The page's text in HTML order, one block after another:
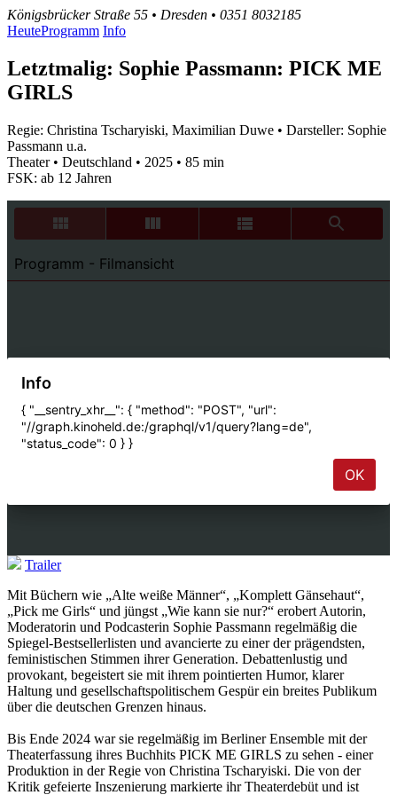
Königsbrücker Straße 55 • Dresden • 0351 8032185
HeuteProgramm Info
Letztmalig: Sophie Passmann: PICK ME
GIRLS
Regie: Christina Tscharyiski, Maximilian Duwe • Darsteller: Sophie
Passmann u.a.
Theater • Deutschland • 2025 • 85 min
FSK: ab 12 Jahren
Trailer
Mit Büchern wie „Alte weiße Männer“, „Komplett Gänsehaut“,
„Pick me Girls“ und jüngst „Wie kann sie nur?“ erobert Autorin,
Moderatorin und Podcasterin Sophie Passmann regelmäßig die
Spiegel-Bestsellerlisten und avancierte zu einer der prägendsten,
feministischen Stimmen ihrer Generation. Debattenlustig und
provokant, begeistert sie mit ihrem pointierten Humor, klarer
Haltung und gesellschaftspolitischem Gespür ein breites Publikum
über die deutschen Grenzen hinaus.
Bis Ende 2024 war sie regelmäßig im Berliner Ensemble mit der
Theaterfassung ihres Buchhits PICK ME GIRLS zu sehen - einer
Produktion in der Regie von Christina Tscharyiski. Die von der
Kritik gefeierte Inszenierung markierte ihr Theaterdebüt und ist